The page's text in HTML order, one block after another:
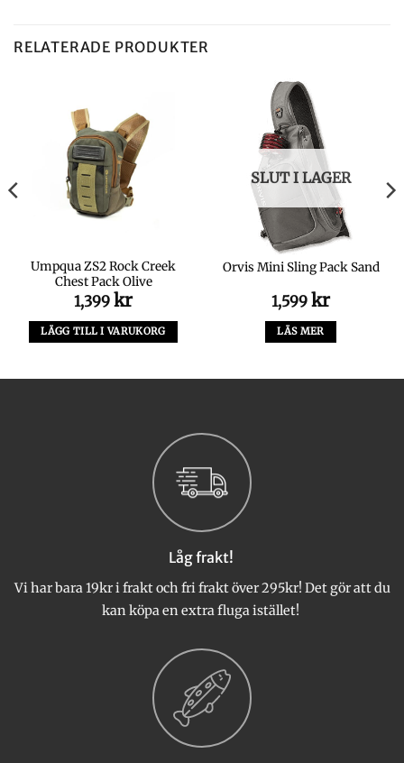
RELATERADE PRODUKTER
Umpqua ZS2 Rock Creek
Chest Pack Olive
1,399 kr
LÄGG TILL I VARUKORG
SLUT I LAGER
Orvis Mini Sling Pack Sand
1,599 kr
LÄS MER
Låg frakt!
Vi har bara 19kr i frakt och fri frakt över 295kr! Det gör att du
kan köpa en extra fluga istället!